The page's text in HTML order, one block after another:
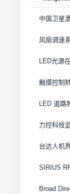
中国卫星
风扇调速
LED光源
触摸控制
LED 道路
力控科技
台达人机
SIRIUS
Broad